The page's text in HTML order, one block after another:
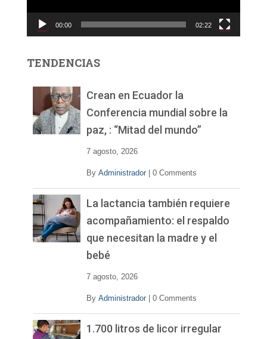
c
d
00:00 02:22
TENDENCIAS
Crean en Ecuador la
Conferencia mundial sobre la
paz, : “Mitad del mundo”
7 agosto, 2026
By Administrador 0 Comments
La lactancia también requiere
acompañamiento: el respaldo
que necesitan la madre y el
bebé
7 agosto, 2026
By Administrador 0 Comments
1.700 litros de licor irregular